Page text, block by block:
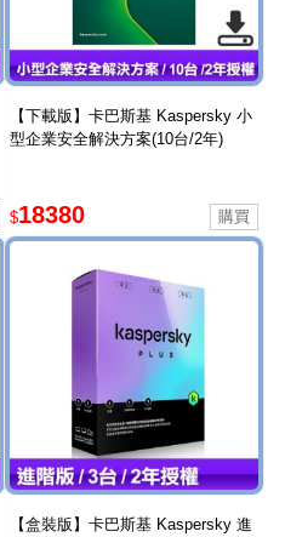
【下載版】卡巴斯基 Kaspersky 小
型企業安全解決方案(10台/2年)
$18380
【盒裝版】卡巴斯基 Kaspersky 進